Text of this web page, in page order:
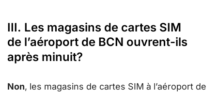
III. Les magasins de cartes SIM
de l’aéroport de BCN ouvrent-ils
après minuit?
Non, les magasins de cartes SIM à l’aéroport de